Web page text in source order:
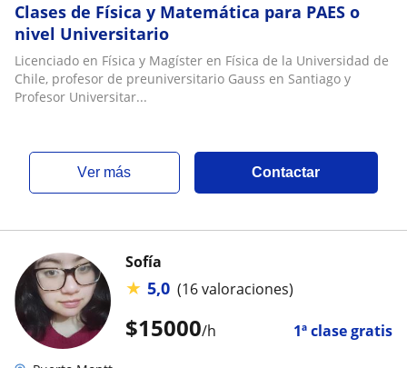
Clases de Física y Matemática para PAES o
nivel Universitario
Licenciado en Física y Magíster en Física de la Universidad de
Chile, profesor de preuniversitario Gauss en Santiago y
Profesor Universitar...
ver más Contactar
$15000/h 1ª clase gratis
Sofía
★ 5,0 (16 valoraciones)